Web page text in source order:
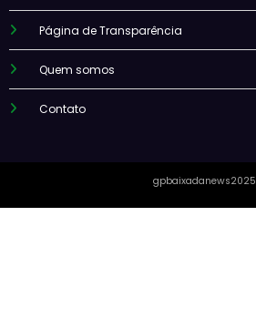
Página de Transparência
Quem somos
Contato
gpbaixadanews2025